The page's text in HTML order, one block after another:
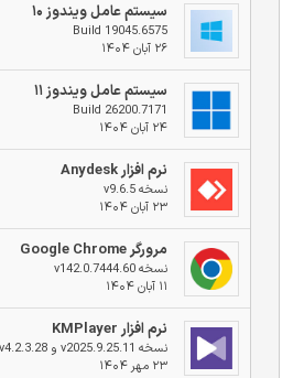
سیستم عامل ویندوز ۱۰
Build 19045.6575
۲۶ آبان ۱۴۰۴
سیستم عامل ویندوز ۱۱
Build 26200.7171
۲۴ آبان ۱۴۰۴
نرم افزار Anydesk
نسخه v9.6.5
۲۳ آبان ۱۴۰۴
مرورگر Google Chrome
نسخه v142.0.7444.60
۱۱ آبان ۱۴۰۴
نرم افزار KMPlayer
نسخه v2025.9.25.11 و v4.2.3.28
۲۳ مهر ۱۴۰۴